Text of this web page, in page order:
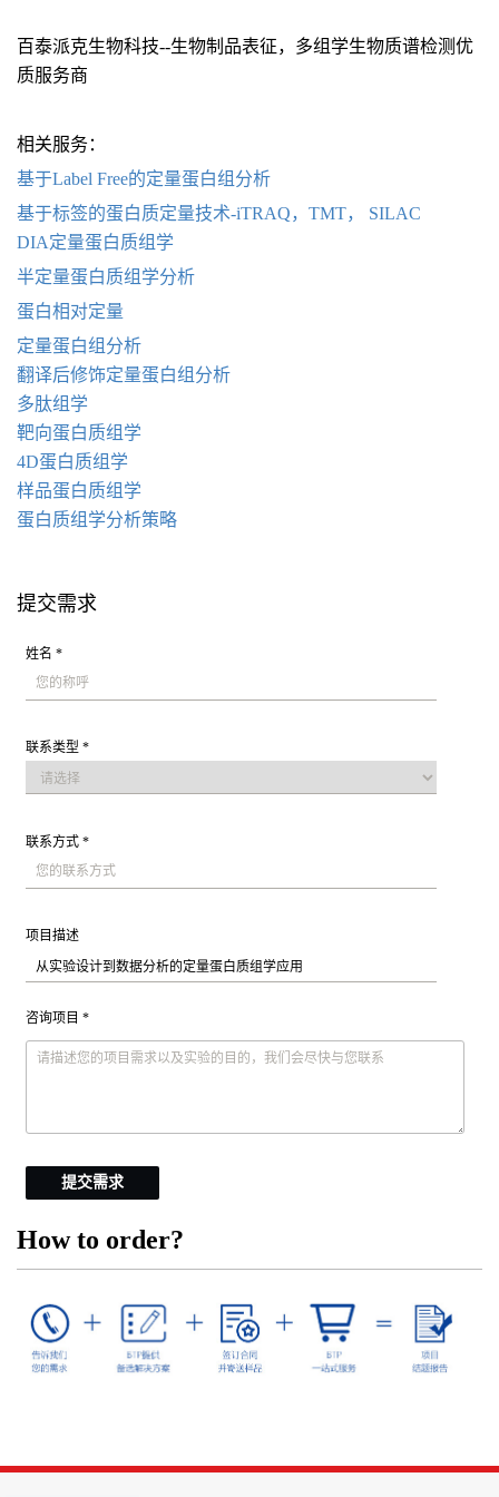
百泰派克生物科技--生物制品表征，多组学生物质谱检测优
质服务商
相关服务：
基于Label Free的定量蛋白组分析
基于标签的蛋白质定量技术-iTRAQ，TMT， SILAC
DIA定量蛋白质组学
半定量蛋白质组学分析
蛋白相对定量
定量蛋白组分析
翻译后修饰定量蛋白组分析
多肽组学
靶向蛋白质组学
4D蛋白质组学
样品蛋白质组学
蛋白质组学分析策略
提交需求
姓名 *
联系类型 *
联系方式 *
项目描述
咨询项目 *
提交需求
How to order?